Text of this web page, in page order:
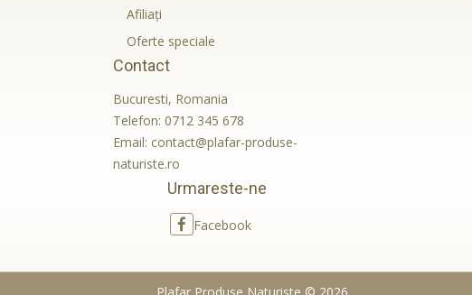
Afiliaţi
Oferte speciale
Contact
Bucuresti, Romania
Telefon: 0712 345 678
Email: contact@plafar-produse-
naturiste.ro
Urmareste-ne
Facebook